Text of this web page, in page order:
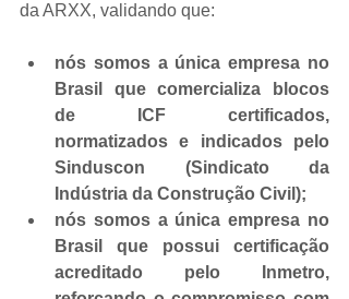
da ARXX, validando que:
nós somos a única empresa no
Brasil que comercializa blocos
de ICF certificados,
normatizados e indicados pelo
Sinduscon (Sindicato da
Indústria da Construção Civil);
nós somos a única empresa no
Brasil que possui certificação
acreditado pelo Inmetro,